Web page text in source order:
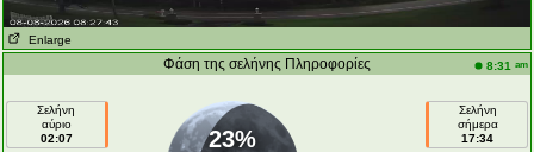
Enlarge
Φάση της σελήνης Πληροφορίες 8:31 am
Σελήνη
αύριο
02:07
23%
Σελήνη
σήμερα
17:34